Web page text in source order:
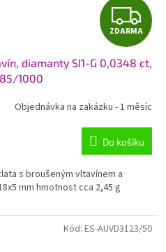
Z
D
A
R
M
A
ZDARMA
diamanty SI1-G 0,0348 ct,
1000
Objednávka na zakázku - 1 měsíc
Do košíku
s broušeným vltavínem a
mm hmotnost cca 2,45 g
Kód: ES-AUVD3123/50